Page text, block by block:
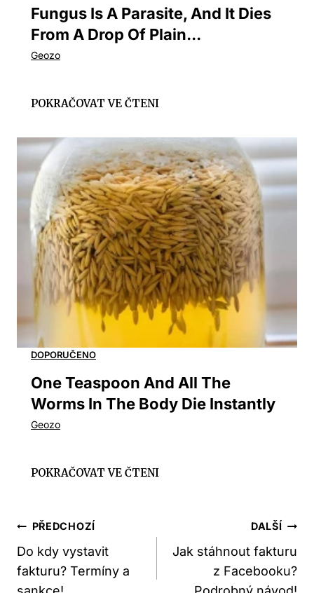
Fungus Is A Parasite, And It Dies
From A Drop Of Plain...
One Teaspoon And All The
Worms In The Body Die Instantly
Navigace
Pro
Příspěvek
PŘEDCHOZÍ
Do kdy vystavit
fakturu? Termíny a
DALŠÍ
Jak stáhnout fakturu
z Facebooku?